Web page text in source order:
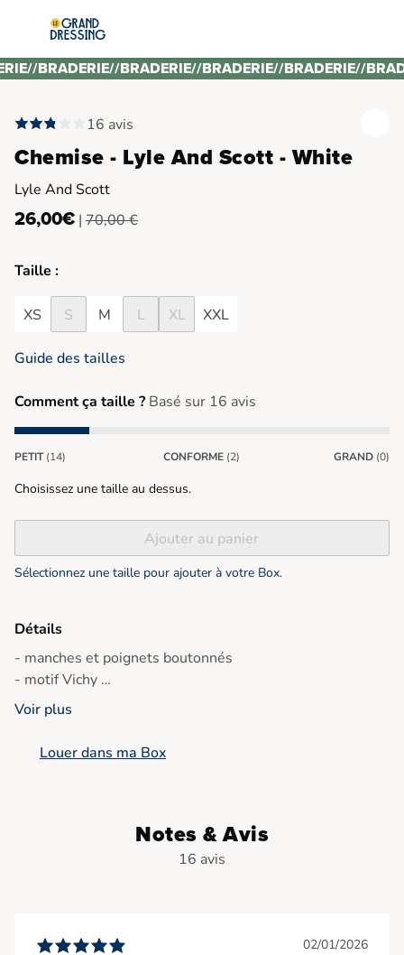
//BRADERIE//BRADERIE//BRADERIE//BRADERIE//
16 avis
Chemise - Lyle And Scott - White
Lyle And Scott
26,00€ | 70,00 €
Taille :
XS S M L XL XXL
Guide des tailles
Comment ça taille ? Basé sur 16 avis
PETIT (14) CONFORME (2) GRAND (0)
Choisissez une taille au dessus.
Ajouter au panier
Sélectionnez une taille pour ajouter à votre Box.
Détails
- manches et poignets boutonnés
- motif Vichy
- poche plaquée poitrine gauche
- aigle doré signature de Lyle & Scott
Ref : LW1114V W345 Sesame
Voir plus
Louer dans ma Box
Notes & Avis
16 avis
02/01/2026